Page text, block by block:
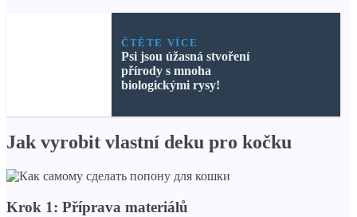
ČTĚTE VÍCE
Psi jsou úžasná stvoření
přírody s mnoha
biologickými rysy!
Jak vyrobit vlastní deku pro kočku
Krok 1: Příprava materiálů